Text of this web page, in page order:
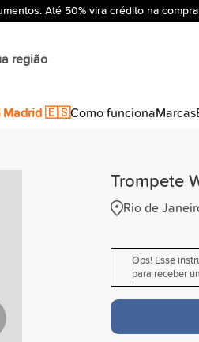
Até 50% vira crédito na compra
região
Madrid 🇪🇸Como funcionaMarcas
Trompete
Rio de
Ops! Esse
para receber